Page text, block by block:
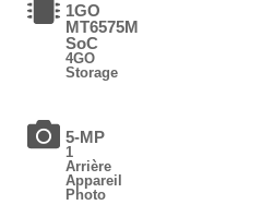
1GO
MT6575M
SoC
4GO
Storage
5-MP
1
Arrière
Appareil
Photo